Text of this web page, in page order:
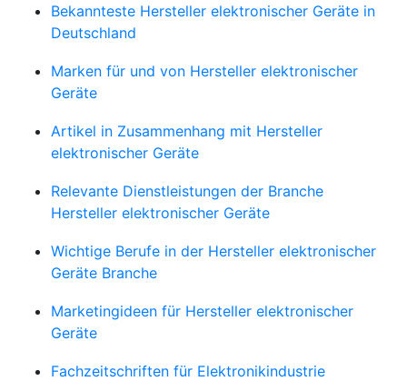
Bekannteste Hersteller elektronischer Geräte in
Deutschland
Marken für und von Hersteller elektronischer
Geräte
Artikel in Zusammenhang mit Hersteller
elektronischer Geräte
Relevante Dienstleistungen der Branche
Hersteller elektronischer Geräte
Wichtige Berufe in der Hersteller elektronischer
Geräte Branche
Marketingideen für Hersteller elektronischer
Geräte
Fachzeitschriften für Elektronikindustrie